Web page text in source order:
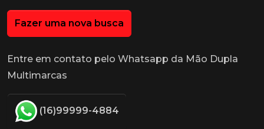
Fazer uma nova busca
Entre em contato pelo Whatsapp da Mão Dupla
Multimarcas
(16)99999-4884